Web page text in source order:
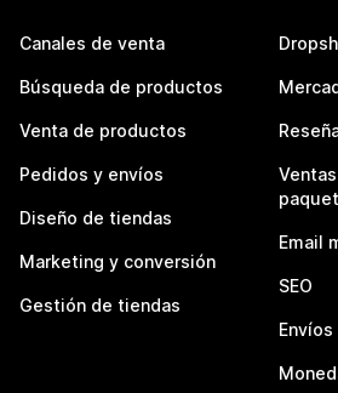
Canales de venta
Búsqueda de productos
Venta de productos
Pedidos y envíos
Diseño de tiendas
Marketing y conversión
Gestión de tiendas
Email
SEO
Envíos